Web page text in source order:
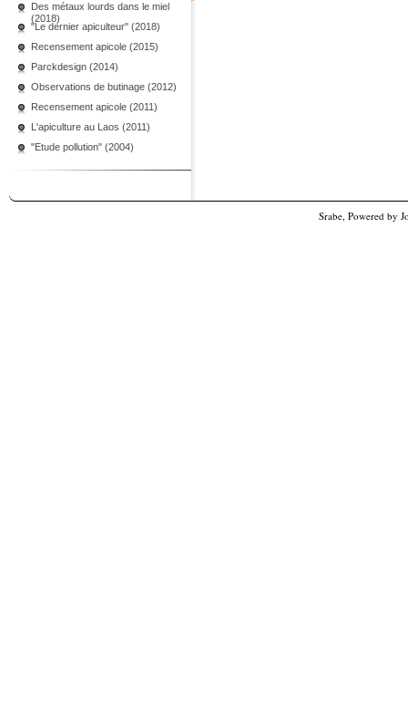
Des métaux lourds dans le miel
(2018)
"Le dernier apiculteur" (2018)
Recensement apicole (2015)
Parckdesign (2014)
Observations de butinage (2012)
Recensement apicole (2011)
L'apiculture au Laos (2011)
"Etude pollution" (2004)
Srabe, Powered by